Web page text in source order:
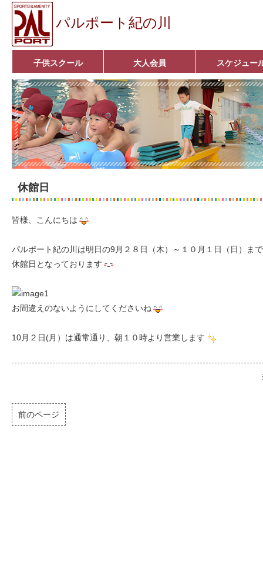
パルポート紀の川
子供スクール
ベビーコース
幼児コース
小学生コース
育成コース
選手コース
キッズパーク(体操教室)
子どもダンス教室
■入会案内■
大人会員
アクア悠々クラブ
いきいきコース
■入会案内■
スケジュー
休館日
皆様、こんにちは
パルポート紀の川は明日の9月２８日（木）～１０月１日（日）まで
休館日となっております
お間違えのないようにしてくださいね
10月２日(月）は通常通り、朝１０時より営業します
前のページ